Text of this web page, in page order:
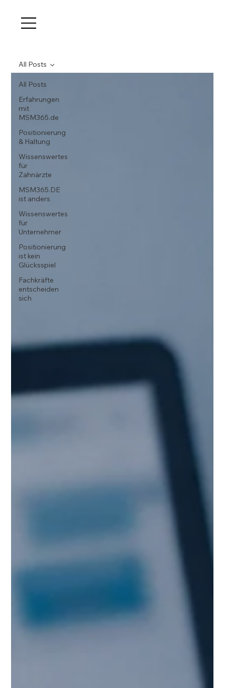
All Posts
Erfahrungen
mit
MSM365.de
Positionierung
& Haltung
Wissenswertes
für
Zahnärzte
MSM365.DE
ist anders
Wissenswertes
für
Unternehmer
Positionierung
ist kein
Glücksspiel
Fachkräfte
entscheiden
sich
All Posts